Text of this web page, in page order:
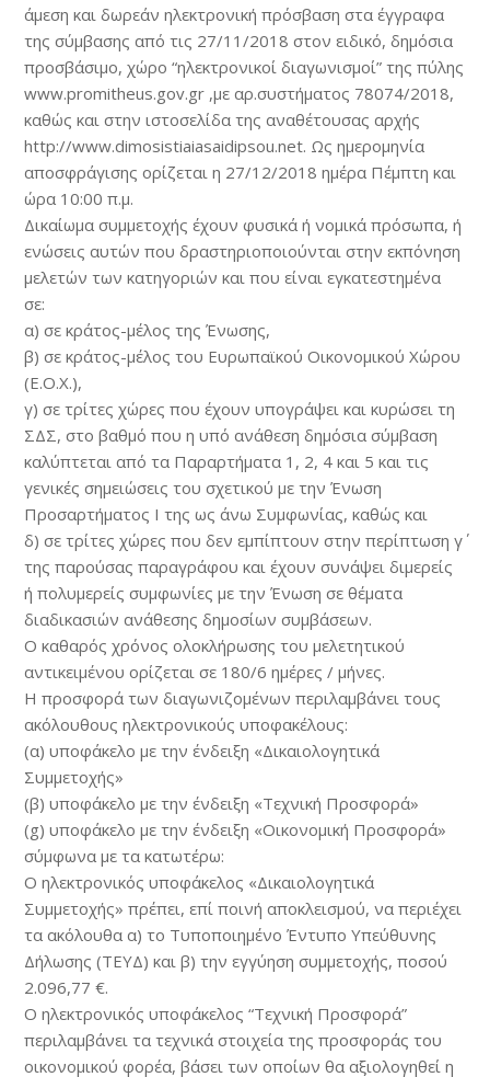
άμεση και δωρεάν ηλεκτρονική πρόσβαση στα έγγραφα
της σύμβασης από τις 27/11/2018 στον ειδικό, δημόσια
προσβάσιμο, χώρο “ηλεκτρονικοί διαγωνισμοί” της πύλης
www.promitheus.gov.gr ,με αρ.συστήματος 78074/2018,
καθώς και στην ιστοσελίδα της αναθέτουσας αρχής
http://www.dimosistiaiasaidipsou.net. Ως ημερομηνία
αποσφράγισης ορίζεται η 27/12/2018 ημέρα Πέμπτη και
ώρα 10:00 π.μ.
Δικαίωμα συμμετοχής έχουν φυσικά ή νομικά πρόσωπα, ή
ενώσεις αυτών που δραστηριοποιούνται στην εκπόνηση
μελετών των κατηγοριών και που είναι εγκατεστημένα
σε:
α) σε κράτος-μέλος της Ένωσης,
β) σε κράτος-μέλος του Ευρωπαϊκού Οικονομικού Χώρου
(Ε.Ο.Χ.),
γ) σε τρίτες χώρες που έχουν υπογράψει και κυρώσει τη
ΣΔΣ, στο βαθμό που η υπό ανάθεση δημόσια σύμβαση
καλύπτεται από τα Παραρτήματα 1, 2, 4 και 5 και τις
γενικές σημειώσεις του σχετικού με την Ένωση
Προσαρτήματος I της ως άνω Συμφωνίας, καθώς και
δ) σε τρίτες χώρες που δεν εμπίπτουν στην περίπτωση γ΄
της παρούσας παραγράφου και έχουν συνάψει διμερείς
ή πολυμερείς συμφωνίες με την Ένωση σε θέματα
διαδικασιών ανάθεσης δημοσίων συμβάσεων.
Ο καθαρός χρόνος ολοκλήρωσης του μελετητικού
αντικειμένου ορίζεται σε 180/6 ημέρες / μήνες.
Η προσφορά των διαγωνιζομένων περιλαμβάνει τους
ακόλουθους ηλεκτρονικούς υποφακέλους:
(α) υποφάκελο με την ένδειξη «Δικαιολογητικά
Συμμετοχής»
(β) υποφάκελο με την ένδειξη «Τεχνική Προσφορά»
(g) υποφάκελο με την ένδειξη «Οικονομική Προσφορά»
σύμφωνα με τα κατωτέρω:
Ο ηλεκτρονικός υποφάκελος «Δικαιολογητικά
Συμμετοχής» πρέπει, επί ποινή αποκλεισμού, να περιέχει
τα ακόλουθα α) το Τυποποιημένο Έντυπο Υπεύθυνης
Δήλωσης (ΤΕΥΔ) και β) την εγγύηση συμμετοχής, ποσού
2.096,77 €.
Ο ηλεκτρονικός υποφάκελος “Τεχνική Προσφορά”
περιλαμβάνει τα τεχνικά στοιχεία της προσφοράς του
οικονομικού φορέα, βάσει των οποίων θα αξιολογηθεί η